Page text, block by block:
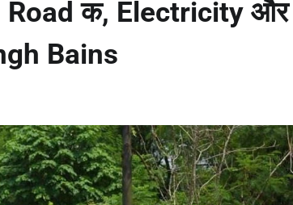
Road क, Electricity और
Bains